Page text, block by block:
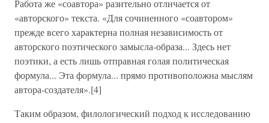
Работа же «соавтора» разительно отличается от
«авторского» текста. «Для сочиненного «соавтором»
прежде всего характерна полная независимость от
авторского поэтического замысла-образа... Здесь нет
поэтики, а есть лишь отправная голая политическая
формула... Эта формула... прямо противоположна мыслям
автора-создателя».[4]
Таким образом, филологический подход к исследованию